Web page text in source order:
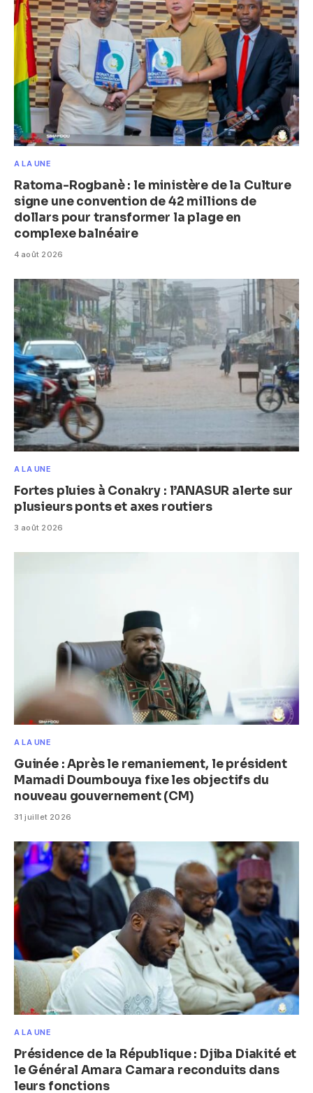
A LA UNE
Ratoma-Rogbanè : le ministère de la Culture
signe une convention de 42 millions de
dollars pour transformer la plage en
complexe balnéaire
4 août 2026
A LA UNE
Fortes pluies à Conakry : l’ANASUR alerte sur
plusieurs ponts et axes routiers
3 août 2026
A LA UNE
Guinée : Après le remaniement, le président
Mamadi Doumbouya fixe les objectifs du
nouveau gouvernement (CM)
31 juillet 2026
A LA UNE
Présidence de la République : Djiba Diakité et
le Général Amara Camara reconduits dans
leurs fonctions